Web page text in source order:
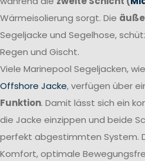
Wärmeisolierung sorgt. Die
Segeljacke und Segelhose,
Regen und Gischt.
Viele Marinepool Segeljacken,
Offshore Jacke, verfügen über
Funktion. Damit lässt sich ein
die Jacke einzippen und beide
perfekt abgestimmten System.
Komfort, optimale